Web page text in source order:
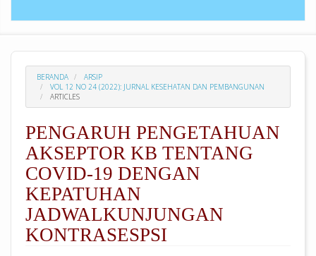
BERANDA
ARSIP
VOL 12 NO 24 (2022): JURNAL KESEHATAN DAN PEMBANGUNAN
ARTICLES
PENGARUH PENGETAHUAN
AKSEPTOR KB TENTANG
COVID-19 DENGAN
KEPATUHAN
JADWALKUNJUNGAN
KONTRASESPSI